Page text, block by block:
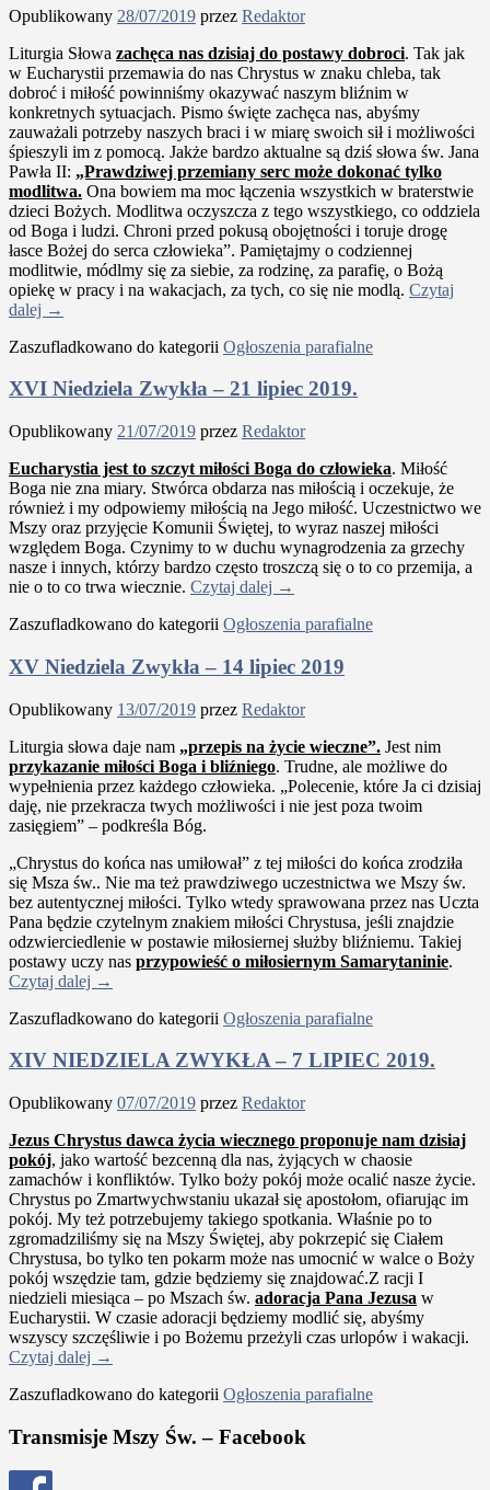
Opublikowany 28/07/2019 przez Redaktor
Liturgia Słowa zachęca nas dzisiaj do postawy dobroci. Tak jak
w Eucharystii przemawia do nas Chrystus w znaku chleba, tak
dobroć i miłość powinniśmy okazywać naszym bliźnim w
konkretnych sytuacjach. Pismo święte zachęca nas, abyśmy
zauważali potrzeby naszych braci i w miarę swoich sił i możliwości
śpieszyli im z pomocą. Jakże bardzo aktualne są dziś słowa św. Jana
Pawła II: „Prawdziwej przemiany serc może dokonać tylko
modlitwa. Ona bowiem ma moc łączenia wszystkich w braterstwie
dzieci Bożych. Modlitwa oczyszcza z tego wszystkiego, co oddziela
od Boga i ludzi. Chroni przed pokusą obojętności i toruje drogę
łasce Bożej do serca człowieka”. Pamiętajmy o codziennej
modlitwie, módlmy się za siebie, za rodzinę, za parafię, o Bożą
opiekę w pracy i na wakacjach, za tych, co się nie modlą. Czytaj
dalej →
Zaszufladkowano do kategorii Ogłoszenia parafialne
XVI Niedziela Zwykła – 21 lipiec 2019.
Opublikowany 21/07/2019 przez Redaktor
Eucharystia jest to szczyt miłości Boga do człowieka. Miłość
Boga nie zna miary. Stwórca obdarza nas miłością i oczekuje, że
również i my odpowiemy miłością na Jego miłość. Uczestnictwo we
Mszy oraz przyjęcie Komunii Świętej, to wyraz naszej miłości
względem Boga. Czynimy to w duchu wynagrodzenia za grzechy
nasze i innych, którzy bardzo często troszczą się o to co przemija, a
nie o to co trwa wiecznie. Czytaj dalej →
Zaszufladkowano do kategorii Ogłoszenia parafialne
XV Niedziela Zwykła – 14 lipiec 2019
Opublikowany 13/07/2019 przez Redaktor
Liturgia słowa daje nam „przepis na życie wieczne”. Jest nim
przykazanie miłości Boga i bliźniego. Trudne, ale możliwe do
wypełnienia przez każdego człowieka. „Polecenie, które Ja ci dzisiaj
daję, nie przekracza twych możliwości i nie jest poza twoim
zasięgiem” – podkreśla Bóg.
„Chrystus do końca nas umiłował” z tej miłości do końca zrodziła
się Msza św.. Nie ma też prawdziwego uczestnictwa we Mszy św.
bez autentycznej miłości. Tylko wtedy sprawowana przez nas Uczta
Pana będzie czytelnym znakiem miłości Chrystusa, jeśli znajdzie
odzwierciedlenie w postawie miłosiernej służby bliźniemu. Takiej
postawy uczy nas przypowieść o miłosiernym Samarytaninie.
Czytaj dalej →
Zaszufladkowano do kategorii Ogłoszenia parafialne
XIV NIEDZIELA ZWYKŁA – 7 LIPIEC 2019.
Opublikowany 07/07/2019 przez Redaktor
Jezus Chrystus dawca życia wiecznego proponuje nam dzisiaj
pokój, jako wartość bezcenną dla nas, żyjących w chaosie
zamachów i konfliktów. Tylko boży pokój może ocalić nasze życie.
Chrystus po Zmartwychwstaniu ukazał się apostołom, ofiarując im
pokój. My też potrzebujemy takiego spotkania. Właśnie po to
zgromadziliśmy się na Mszy Świętej, aby pokrzepić się Ciałem
Chrystusa, bo tylko ten pokarm może nas umocnić w walce o Boży
pokój wszędzie tam, gdzie będziemy się znajdować.Z racji I
niedzieli miesiąca – po Mszach św. adoracja Pana Jezusa w
Eucharystii. W czasie adoracji będziemy modlić się, abyśmy
wszyscy szczęśliwie i po Bożemu przeżyli czas urlopów i wakacji.
Czytaj dalej →
Zaszufladkowano do kategorii Ogłoszenia parafialne
Transmisje Mszy Św. – Facebook